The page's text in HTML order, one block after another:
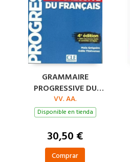
GRAMMAIRE
PROGRESSIVE DU
FRANCAIS
INTERMEDIAIRE 4EME
EDITION
VV. AA.
Disponible en tienda
30,50 €
Comprar